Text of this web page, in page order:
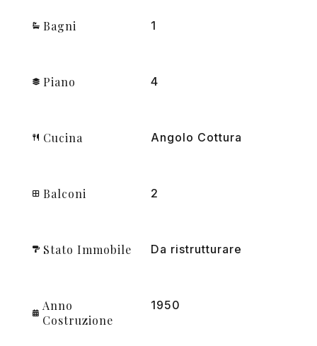
Bagni 1
Piano 4
Cucina Angolo Cottura
Balconi 2
Stato Immobile Da ristrutturare
Anno
Costruzione
1950